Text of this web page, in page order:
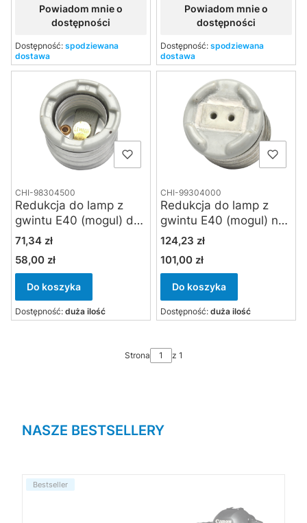
Powiadom mnie o
dostępności
Dostępność: spodziewana
dostawa
Powiadom mnie o
dostępności
Dostępność: spodziewana
dostawa
CHI-98304500
Redukcja do lamp z
gwintu E40 (mogul) do
gwintu E27
Cena
71,34 zł
Cena
58,00 zł
Do koszyka
Dostępność: duża ilość
CHI-99304000
Redukcja do lamp z
gwintu E40 (mogul) na
gniazdo 2-pin GY9,5
Cena
124,23 zł
Cena
101,00 zł
Do koszyka
Dostępność: duża ilość
Strona z 1
NASZE BESTSELLERY
Bestseller